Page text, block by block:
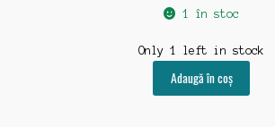
1 în stoc
Only 1 left in stock
Adaugă în coș